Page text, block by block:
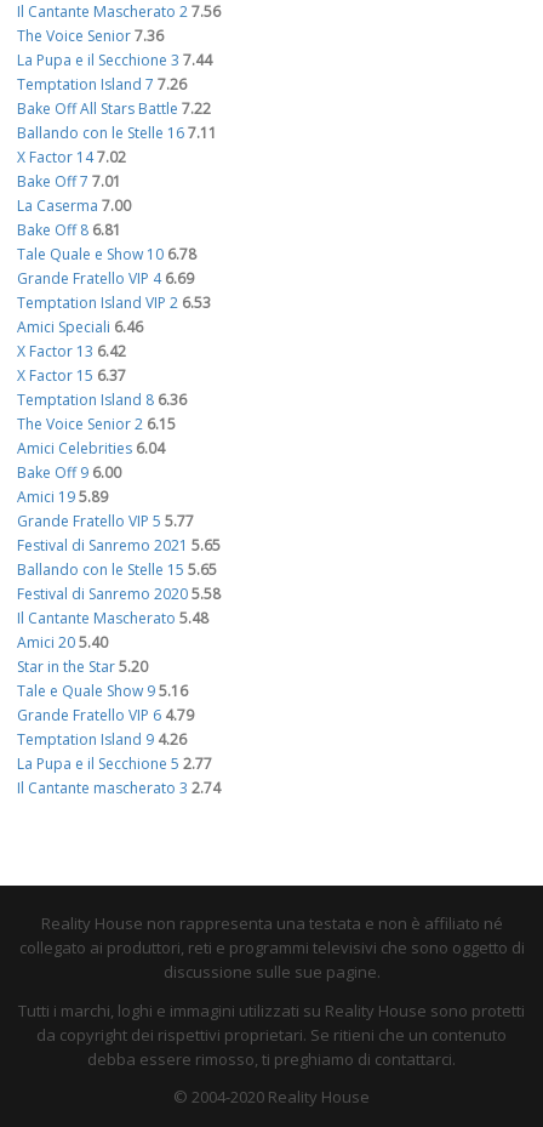
Il Cantante Mascherato 27.56
The Voice Senior7.36
La Pupa e il Secchione 3 7.44
Temptation Island 7 7.26
Bake Off All Stars Battle 7.22
Ballando con le Stelle 167.11
X Factor 147.02
Bake Off 7 7.01
La Caserma 7.00
Bake Off 8 6.81
Tale Quale e Show 10 6.78
Grande Fratello VIP 4 6.69
Temptation Island VIP 2 6.53
Amici Speciali 6.46
X Factor 13 6.42
X Factor 15 6.37
Temptation Island 8 6.36
The Voice Senior 2 6.15
Amici Celebrities 6.04
Bake Off 9 6.00
Amici 195.89
Grande Fratello VIP 5 5.77
Festival di Sanremo 2021 5.65
Ballando con le Stelle 15 5.65
Festival di Sanremo 20205.58
Il Cantante Mascherato 5.48
Amici 205.40
Star in the Star5.20
Tale e Quale Show 95.16
Grande Fratello VIP 6 4.79
Temptation Island 9 4.26
La Pupa e il Secchione 5 2.77
Il Cantante mascherato 3 2.74
Reality House non rappresenta una testata e non è affiliato né
collegato ai produttori, reti e programmi televisivi che sono oggetto di
discussione sulle sue pagine.
Tutti i marchi, loghi e immagini utilizzati su Reality House sono protetti
da copyright dei rispettivi proprietari. Se ritieni che un contenuto
debba essere rimosso, ti preghiamo di contattarci.
© 2004-2020 Reality House